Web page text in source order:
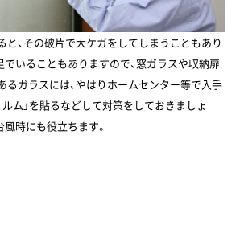
と、その破片で大ケガをしてしまうこともあり
でいることもありますので、窓ガラスや収納扉
るガラスには、やはりホームセンター等で入手
ム」を貼るなどして対策をしておきましょ
時にも役立ちます。